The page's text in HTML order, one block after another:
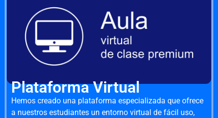
Plataforma Virtual
Hemos creado una plataforma especializada que ofrece
a nuestros estudiantes un entorno virtual de fácil uso,